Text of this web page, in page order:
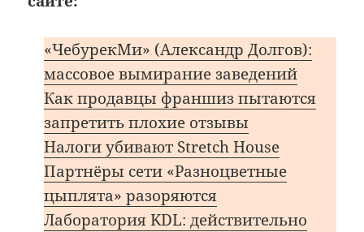
«ЧебурекМи» (Александр Долгов):
массовое вымирание заведений
Как продавцы франшиз пытаются
запретить плохие отзывы
Налоги убивают Stretch House
Партнёры сети «Разноцветные
цыплята» разоряются
Лаборатория KDL: действительно